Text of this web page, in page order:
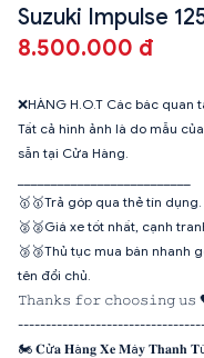
Suzuki Impulse
8.500.000 đ
❌HÀNG H.O.T Các bác quan
Tất cả hình ảnh là do mẫu
sẵn tại Cửa Hàng.
🥇🥇Trả góp qua thẻ tín
🥈🥈Giá xe tốt nhất, cạnh
🥉🥉Thủ tục mua bán nhanh
tên đổi chủ.
𝚃𝚑𝚊𝚗𝚔𝚜 𝚏𝚘𝚛 𝚌𝚑𝚘𝚘𝚜𝚒𝚗𝚐 𝚞𝚜
🏍 𝐂ử𝐚 𝐇à𝐧𝐠 𝐗𝐞 𝐌á𝐲 𝐓𝐡𝐚𝐧𝐡